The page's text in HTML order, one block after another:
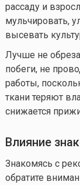
рассаду и
мульчировать,
высевать
Лучше не
побеги, не
работы,
ткани теряют
снижается
Влияние
Знакомясь с
обратите